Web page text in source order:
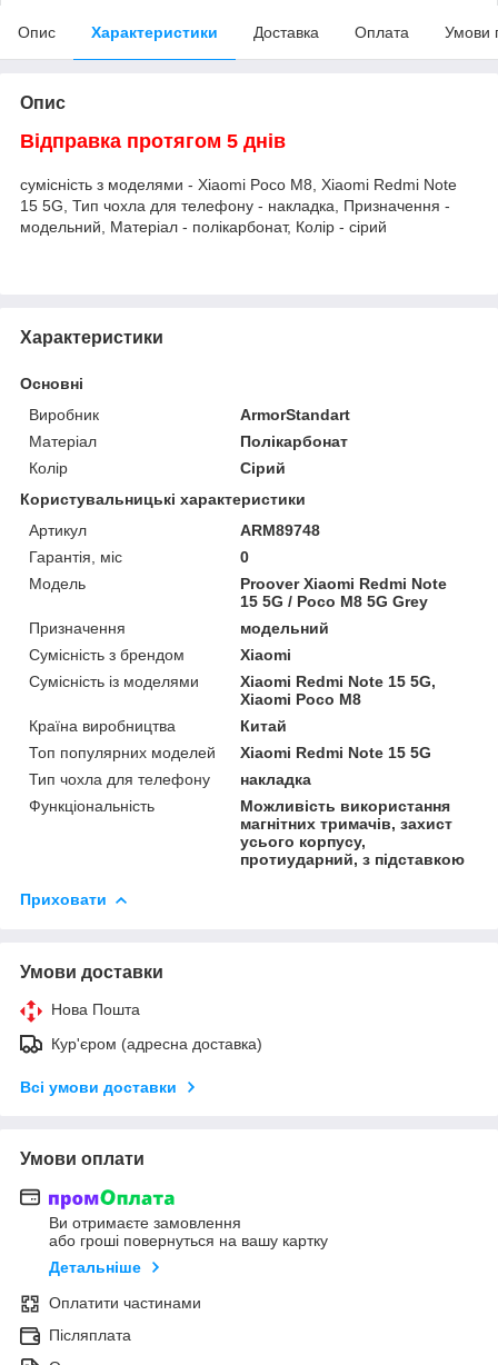
Опис Характеристики Доставка Оплата Умови
Опис
Відправка протягом 5 днів
сумісність з моделями - Xiaomi Poco M8, Xiaomi Redmi Note
15 5G, Тип чохла для телефону - накладка, Призначення -
модельний, Матеріал - полікарбонат, Колір - сірий
Характеристики
Основні
Виробник
ArmorStandart
Матеріал
Полікарбонат
Колір
Сірий
Користувальницькі характеристики
Артикул
ARM89748
Гарантія, міс
0
Мoдель
Proover Xiaomi Redmi Note
15 5G / Poco M8 5G Grey
Призначення
модельний
Сумісність з брендом
Xiaomi
Сумісність із моделями
Xiaomi Redmi Note 15 5G,
Xiaomi Poco M8
Країна виробництва
Китай
Топ популярних моделей
Xiaomi Redmi Note 15 5G
Тип чохла для телефону
накладка
Функціональність
Можливість використання
магнітних тримачів, захист
усього корпусу,
протиударний, з підставкою
Приховати
Умови доставки
Нова Пошта
Кур'єром (адресна доставка)
Всі умови доставки
Умови оплати
Ви отримаєте замовлення
або гроші повернуться на вашу картку
Детальніше
Оплатити частинами
Післяплата